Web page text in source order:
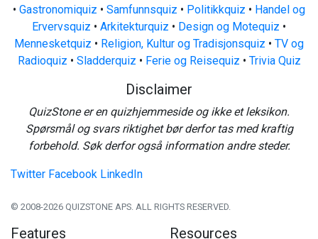
• Gastronomiquiz • Samfunnsquiz • Politikkquiz • Handel og
Ervervsquiz • Arkitekturquiz • Design og Motequiz •
Mennesketquiz • Religion, Kultur og Tradisjonsquiz • TV og
Radioquiz • Sladderquiz • Ferie og Reisequiz • Trivia Quiz
Disclaimer
QuizStone er en quizhjemmeside og ikke et leksikon.
Spørsmål og svars riktighet bør derfor tas med kraftig
forbehold. Søk derfor også information andre steder.
Twitter Facebook LinkedIn
© 2008-2026 QUIZSTONE APS. ALL RIGHTS RESERVED.
Features Resources